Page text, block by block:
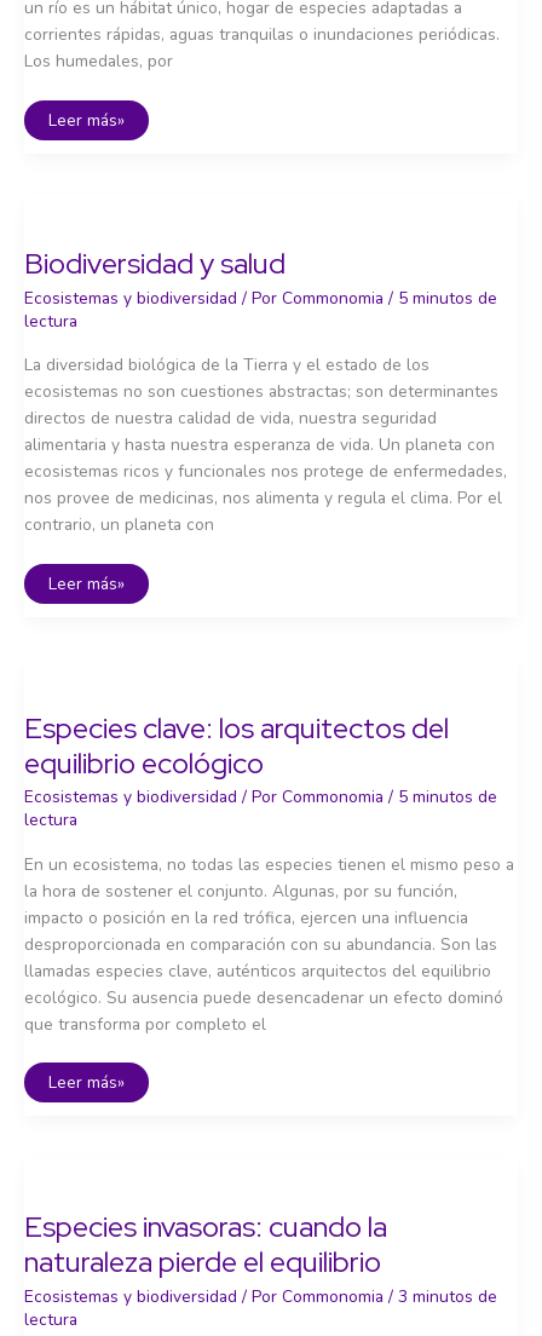
un río es un hábitat único, hogar de especies adaptadas a
corrientes rápidas, aguas tranquilas o inundaciones periódicas.
Los humedales, por
Agua
Leer más»
Biodiversidad y salud
Ecosistemas y biodiversidad / Por Commonomia / 5 minutos de
lectura
La diversidad biológica de la Tierra y el estado de los
ecosistemas no son cuestiones abstractas; son determinantes
directos de nuestra calidad de vida, nuestra seguridad
alimentaria y hasta nuestra esperanza de vida. Un planeta con
ecosistemas ricos y funcionales nos protege de enfermedades,
nos provee de medicinas, nos alimenta y regula el clima. Por el
contrario, un planeta con
Biodiversidad
y
Leer más»
Especies clave: los arquitectos del
equilibrio ecológico
Ecosistemas y biodiversidad / Por Commonomia / 5 minutos de
lectura
En un ecosistema, no todas las especies tienen el mismo peso a
la hora de sostener el conjunto. Algunas, por su función,
impacto o posición en la red trófica, ejercen una influencia
desproporcionada en comparación con su abundancia. Son las
llamadas especies clave, auténticos arquitectos del equilibrio
ecológico. Su ausencia puede desencadenar un efecto dominó
que transforma por completo el
Especies
clave:
Leer más»
Especies invasoras: cuando la
naturaleza pierde el equilibrio
Ecosistemas y biodiversidad / Por Commonomia / 3 minutos de
lectura